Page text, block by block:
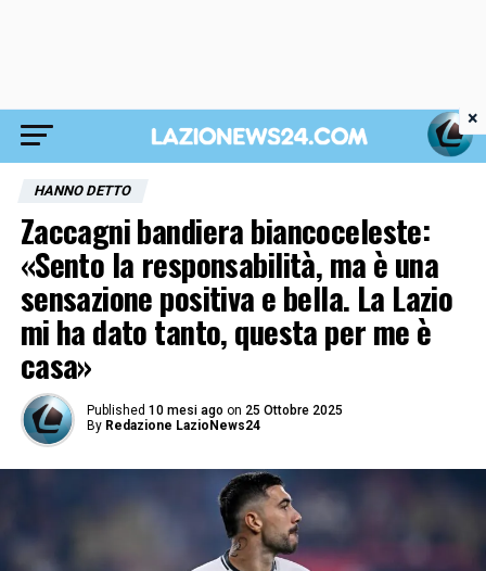
HANNO DETTO
Zaccagni bandiera biancoceleste:
«Sento la responsabilità, ma è una
sensazione positiva e bella. La Lazio
mi ha dato tanto, questa per me è
casa»
Published 10 mesi ago on 25 Ottobre 2025
By Redazione LazioNews24
×